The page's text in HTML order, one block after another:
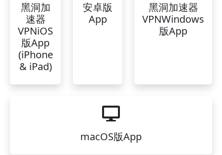
黑洞加
速器
VPNiOS
版App
(iPhone
& iPad)
安卓版
App
黑洞加速器
VPNWindows
版App
macOS版App